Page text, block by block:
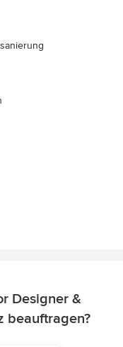
Designer &
beauftragen?